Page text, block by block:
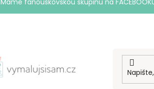
Máme fanouškovskou skupinu na